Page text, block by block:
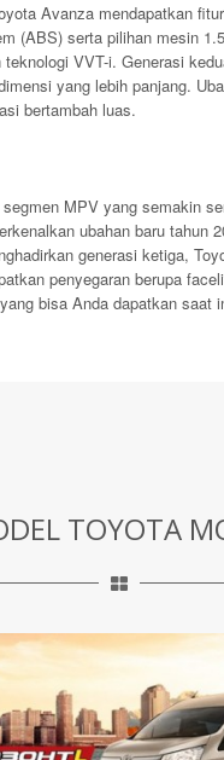
Avanza mendapatkan
(ABS) serta pilihan mesin
teknologi VVT-i. Generasi
yang lebih panjang.
bertambah luas.
MPV yang semakin
ubahan baru tahun
generasi ketiga,
penyegaran berupa
bisa Anda dapatkan saat
TOYOTA